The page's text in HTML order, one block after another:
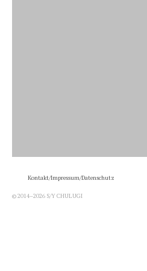
Kontakt/Impressum/Datenschutz
© 2014–2026 S/Y CHULUGI